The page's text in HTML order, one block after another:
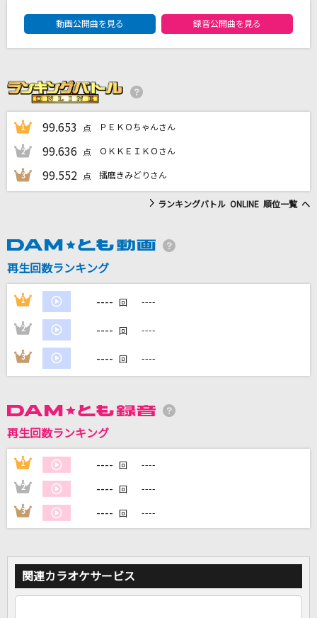
乃木坂46
DAMの新曲・ランキングなど
DAMに会員登録・ログインして
カラオケをもっと楽しもう！
自宅でカラオケ歌い放題！
動画公開曲を見る 録音公開曲を見る
1 99.653 点 ＰＥＫＯちゃんさん
2 99.636 点 ＯＫＫＥＩＫＯさん
3 99.552 点 播磨きみどりさん
ランキングバトル ONLINE 順位一覧 へ
再生回数ランキング
1 ---- 回 ----
2 ---- 回 ----
3 ---- 回 ----
再生回数ランキング
1 ---- 回 ----
2 ---- 回 ----
3 ---- 回 ----
関連カラオケサービス